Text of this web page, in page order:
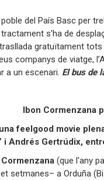
poble del País Basc per
s'ha de
gratuïtament
companys de viatge,
a un escenari. El bus de
Ibon Cormenzana
feelgood movie
i Andrés Gertrúdix,
Cormenzana(que l'any
setmanes– a Orduña